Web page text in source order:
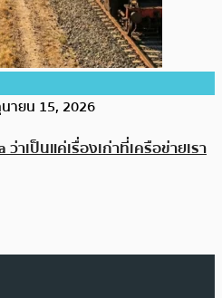
ายน 15, 2026
าเป็นแค่เรื่องเก่าที่เครือข่ายเรา